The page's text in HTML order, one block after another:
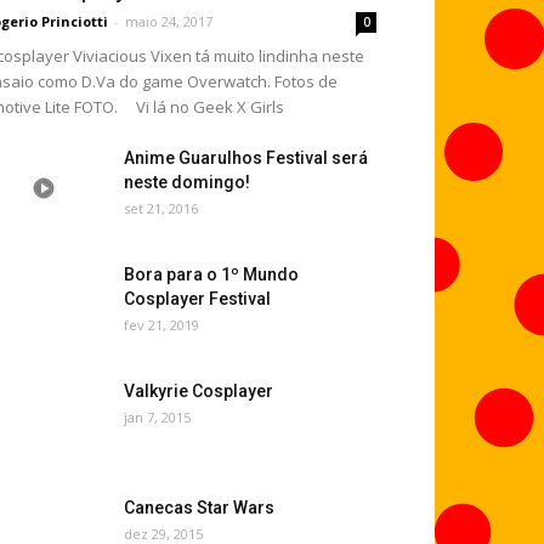
Princiotti - maio 24, 2017 0
Viviacious Vixen tá muito lindinha neste
como D.Va do game Overwatch. Fotos de
Lite FOTO. Vi lá no Geek X Girls
Anime Guarulhos Festival será
neste domingo!
set 21, 2016
Bora para o 1º Mundo
Cosplayer Festival
fev 21, 2019
Valkyrie Cosplayer
jan 7, 2015
Canecas Star Wars
dez 29, 2015